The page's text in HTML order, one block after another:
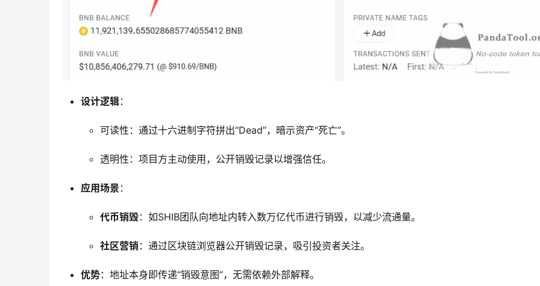
设计逻辑：
可读性：通过十六进制字符拼出“Dead”，暗示资产“死亡”。
透明性：项目方主动使用，公开销毁记录以增强信任。
应用场景 ：
代币销毁：如SHIB团队向地址内转入数万亿代币进行销毁，以减少流通量。
社区营销：通过区块链浏览器公开销毁记录，吸引投资者关注。
优势：地址本身即传递“销毁意图”，无需依赖外部解释。